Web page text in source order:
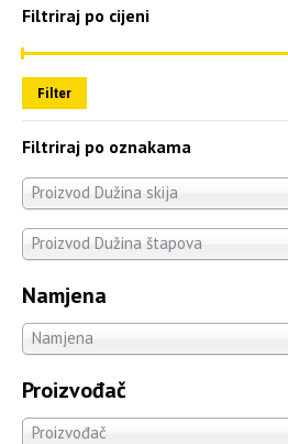
Filtriraj po cijeni
Filter
Filtriraj po oznakama
Proizvod Dužina skija
Proizvod Dužina štapova
Namjena
Namjena
Proizvođač
Proizvođač